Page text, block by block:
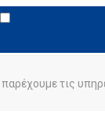
Πολιτική
τις